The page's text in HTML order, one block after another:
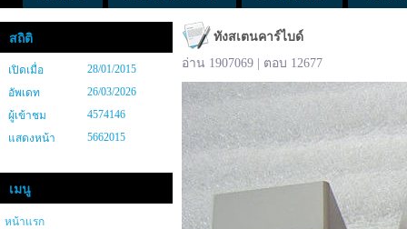
สถิติ
เปิดเมื่อ
28/01/2015
อัพเดท
26/03/2026
ผู้เข้าชม
4574146
แสดงหน้า
5662015
เมนู
หน้าแรก
ทังสเตนคาร์ไบด์
อ่าน 1907069 | ตอบ 12677